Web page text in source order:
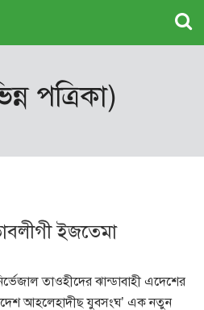
পত্রিকা)
ইজতেমা
তাওহীদের ঝান্ডাবাহী এদেশের
আহলেহাদীছ যুবসংঘ’ এক নতুন